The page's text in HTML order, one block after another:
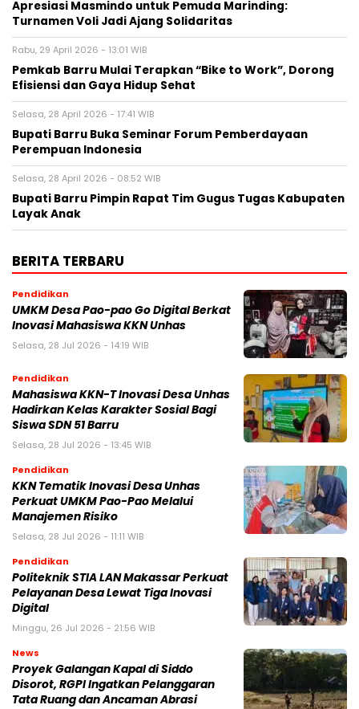
Apresiasi Masmindo untuk Pemuda Marinding:
Turnamen Voli Jadi Ajang Solidaritas
Rabu, 29 April 2026 - 13:01 WIB
Pemkab Barru Mulai Terapkan “Bike to Work”, Dorong
Efisiensi dan Gaya Hidup Sehat
Selasa, 28 April 2026 - 17:41 WIB
Bupati Barru Buka Seminar Forum Pemberdayaan
Perempuan Indonesia
Selasa, 28 April 2026 - 08:52 WIB
Bupati Barru Pimpin Rapat Tim Gugus Tugas Kabupaten
Layak Anak
BERITA TERBARU
Pendidikan
UMKM Desa Pao-pao Go Digital Berkat
Inovasi Mahasiswa KKN Unhas
Selasa, 28 Jul 2026 - 14:19 WIB
Pendidikan
Mahasiswa KKN-T Inovasi Desa Unhas
Hadirkan Kelas Karakter Sosial Bagi
Siswa SDN 51 Barru
Selasa, 28 Jul 2026 - 13:45 WIB
Pendidikan
KKN Tematik Inovasi Desa Unhas
Perkuat UMKM Pao-Pao Melalui
Manajemen Risiko
Selasa, 28 Jul 2026 - 11:11 WIB
Pendidikan
Politeknik STIA LAN Makassar Perkuat
Pelayanan Desa Lewat Tiga Inovasi
Digital
Minggu, 26 Jul 2026 - 21:56 WIB
News
Proyek Galangan Kapal di Siddo
Disorot, RGPI Ingatkan Pelanggaran
Tata Ruang dan Ancaman Abrasi